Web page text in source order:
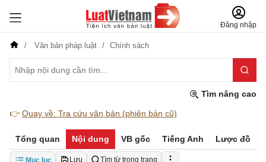
Đăng nhập
Văn bản pháp luật Chính sách
Tìm nâng cao
👉 Quay về: Tra cứu văn bản (phiên bản cũ)
Tổng quan Nội dung VB gốc Tiếng Anh Lược đồ
Mục lục Lưu Tìm từ trong trang